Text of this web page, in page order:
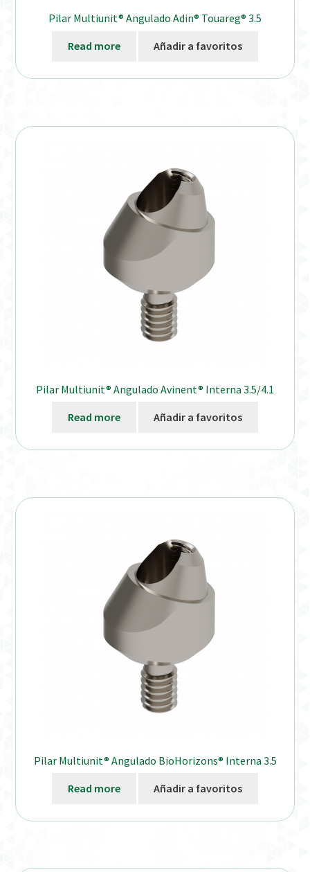
Pilar Multiunit® Angulado Adin® Touareg® 3.5
Read more Añadir a favoritos
Pilar Multiunit® Angulado Avinent® Interna 3.5/4.1
Read more Añadir a favoritos
Pilar Multiunit® Angulado BioHorizons® Interna 3.5
Read more Añadir a favoritos